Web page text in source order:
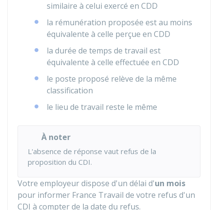
similaire à celui exercé en CDD
la rémunération proposée est au moins
équivalente à celle perçue en CDD
la durée de temps de travail est
équivalente à celle effectuée en CDD
le poste proposé relève de la même
classification
le lieu de travail reste le même
À noter
L'absence de réponse vaut refus de la
proposition du CDI.
Votre employeur dispose d'un délai d'un mois
pour informer France Travail de votre refus d'un
CDI à compter de la date du refus.